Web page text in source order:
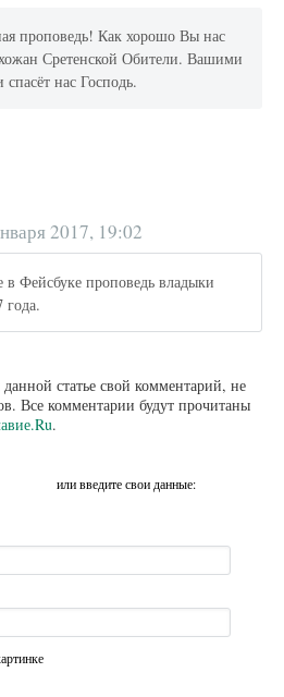
проповедь! Как хорошо Вы нас
Сретенской Обители. Вашими
нас Господь.
2017, 19:02
Фейсбуке проповедь владыки
года.
статье свой комментарий, не
Все комментарии будут прочитаны
.
или введите свои данные: